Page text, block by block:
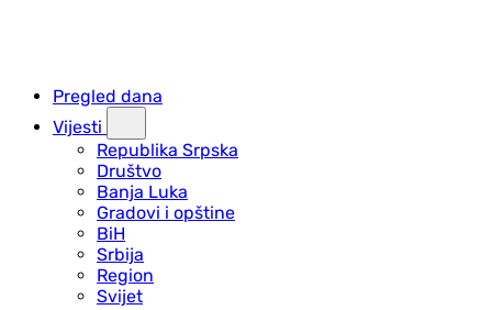
Pregled dana
Vijesti
Republika Srpska
Društvo
Banja Luka
Gradovi i opštine
BiH
Srbija
Region
Svijet